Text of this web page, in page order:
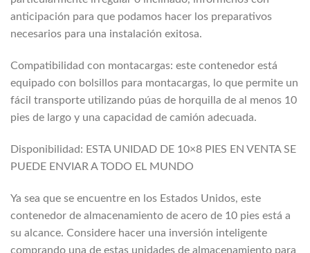
anticipación para que podamos hacer los preparativos
necesarios para una instalación exitosa.
Compatibilidad con montacargas: este contenedor está
equipado con bolsillos para montacargas, lo que permite un
fácil transporte utilizando púas de horquilla de al menos 10
pies de largo y una capacidad de camión adecuada.
Disponibilidad: ESTA UNIDAD DE 10×8 PIES EN VENTA SE
PUEDE ENVIAR A TODO EL MUNDO
Ya sea que se encuentre en los Estados Unidos, este
contenedor de almacenamiento de acero de 10 pies está a
su alcance. Considere hacer una inversión inteligente
comprando una de estas unidades de almacenamiento para